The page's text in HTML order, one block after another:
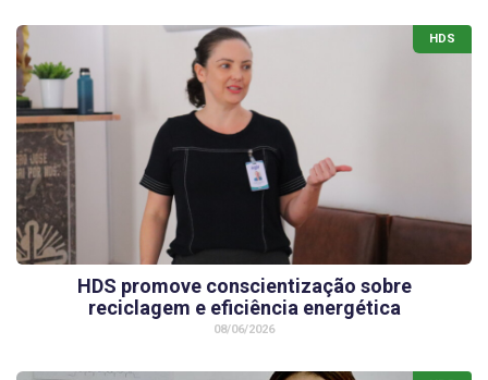
HDS
HDS promove conscientização sobre
reciclagem e eficiência energética
08/06/2026